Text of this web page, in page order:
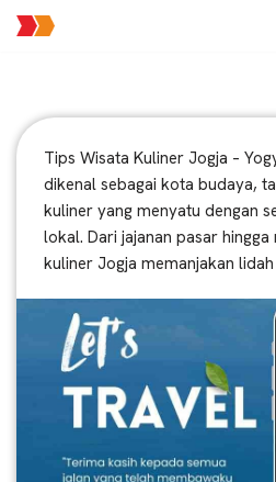
konten
Tips Wisata Kuliner Jogja –
dikenal sebagai kota budaya,
kuliner yang menyatu dengan
lokal. Dari jajanan pasar
kuliner Jogja memanjakan